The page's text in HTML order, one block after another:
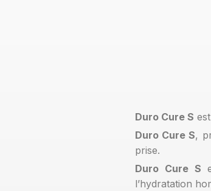
Duro Cure S
Duro Cure S,
prise.
Duro Cure S
l’hydratation